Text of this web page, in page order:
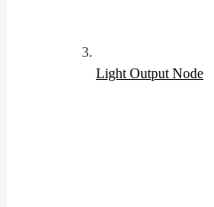
Light Output Node